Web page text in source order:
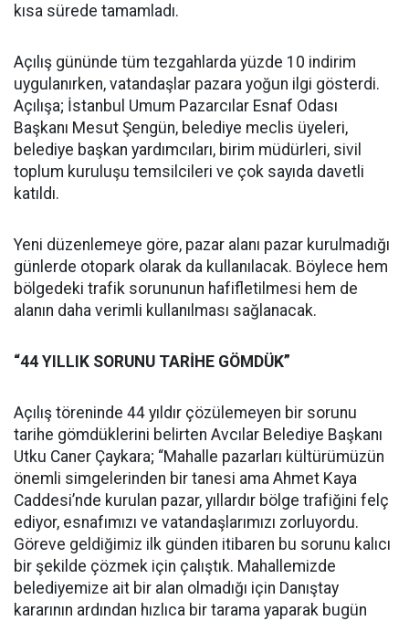
kısa sürede tamamladı.
Açılış gününde tüm tezgahlarda yüzde 10 indirim
uygulanırken, vatandaşlar pazara yoğun ilgi gösterdi.
Açılışa; İstanbul Umum Pazarcılar Esnaf Odası
Başkanı Mesut Şengün, belediye meclis üyeleri,
belediye başkan yardımcıları, birim müdürleri, sivil
toplum kuruluşu temsilcileri ve çok sayıda davetli
katıldı.
Yeni düzenlemeye göre, pazar alanı pazar kurulmadığı
günlerde otopark olarak da kullanılacak. Böylece hem
bölgedeki trafik sorununun hafifletilmesi hem de
alanın daha verimli kullanılması sağlanacak.
“44 YILLIK SORUNU TARİHE GÖMDÜK”
Açılış töreninde 44 yıldır çözülemeyen bir sorunu
tarihe gömdüklerini belirten Avcılar Belediye Başkanı
Utku Caner Çaykara; “Mahalle pazarları kültürümüzün
önemli simgelerinden bir tanesi ama Ahmet Kaya
Caddesi’nde kurulan pazar, yıllardır bölge trafiğini felç
ediyor, esnafımızı ve vatandaşlarımızı zorluyordu.
Göreve geldiğimiz ilk günden itibaren bu sorunu kalıcı
bir şekilde çözmek için çalıştık. Mahallemizde
belediyemize ait bir alan olmadığı için Danıştay
kararının ardından hızlıca bir tarama yaparak bugün